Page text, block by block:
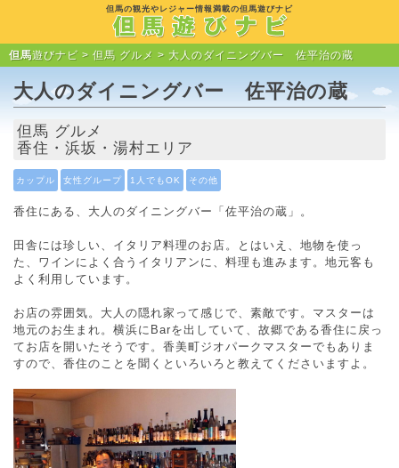
但馬の観光やレジャー情報満載の但馬遊びナビ
但馬遊びナビ > 但馬 グルメ > 大人のダイニングバー 佐平治の蔵
大人のダイニングバー 佐平治の蔵
但馬 グルメ
香住・浜坂・湯村エリア
カップル 女性グループ 1人でもOK その他
香住にある、大人のダイニングバー「佐平治の蔵」。
田舎には珍しい、イタリア料理のお店。とはいえ、地物を使っ
た、ワインによく合うイタリアンに、料理も進みます。地元客も
よく利用しています。
お店の雰囲気。大人の隠れ家って感じで、素敵です。マスターは
地元のお生まれ。横浜にBarを出していて、故郷である香住に戻っ
てお店を開いたそうです。香美町ジオパークマスターでもありま
すので、香住のことを聞くといろいろと教えてくださいますよ。